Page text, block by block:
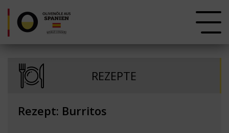
REZEPTE
Rezept: Burritos